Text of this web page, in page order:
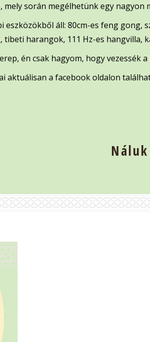
során megélhetünk egy nagyon
eszközökből áll: 80cm-es feng
tibeti harangok, 111 Hz-es hangvilla,
én csak hagyom, hogy vezessék
aktuálisan a facebook oldalon